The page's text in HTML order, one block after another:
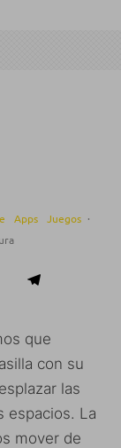
Apps Juegos ·
que
con su
las
espacios. La
mover de